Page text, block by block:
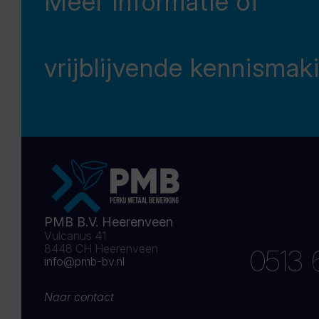
vrijblijvende
PMB B.V. Heerenveen
Vulcanus 41
8448 CH Heerenveen
info@pmb-bv.nl
Naar contact
0513